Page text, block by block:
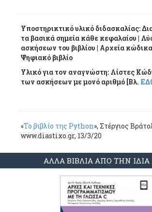
Υποστηρικτικό υλικό διδασκαλίας:
τα βασικά σημεία κάθε κεφαλαίου |
ασκήσεων του βιβλίου | Αρχεία
Ψηφιακό βιβλίο
Υλικό για τον αναγνώστη: Λίστες
των ασκήσεων με μονό αριθμό [Βλ.
«Το βιβλίο της Python», Στέργιος
www.diastixo.gr, 13/3/20
ΑΛΛΑ ΒΙΒΛΙΑ ΑΠΟ ΤΗΝ ΙΔΙΑ